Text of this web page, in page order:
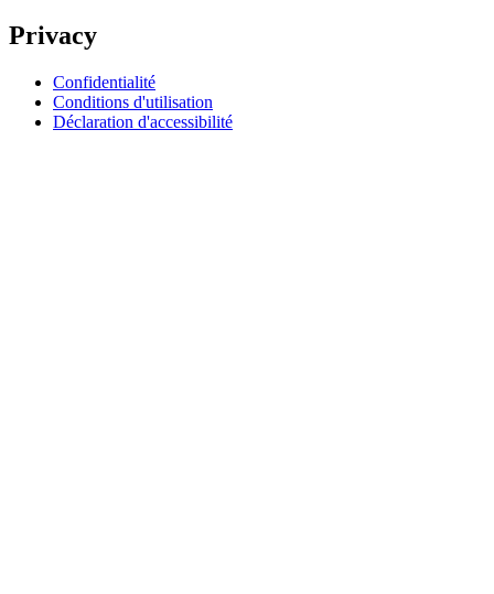
Privacy
Confidentialité
Conditions d'utilisation
Déclaration d'accessibilité